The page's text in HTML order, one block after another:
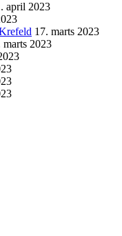
april 2023
17. marts 2023
marts 2023